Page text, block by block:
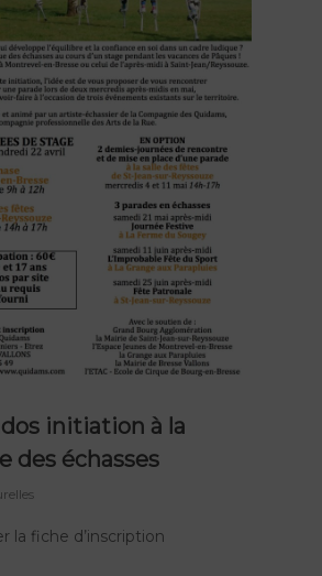
initiation à la
des échasses
la fiche d’inscription
Rêve d’Herbert
TOTEMS
Les Pops
Polynie
Actions culturelles
La compagnie
Actualités
Contact
FR
EN